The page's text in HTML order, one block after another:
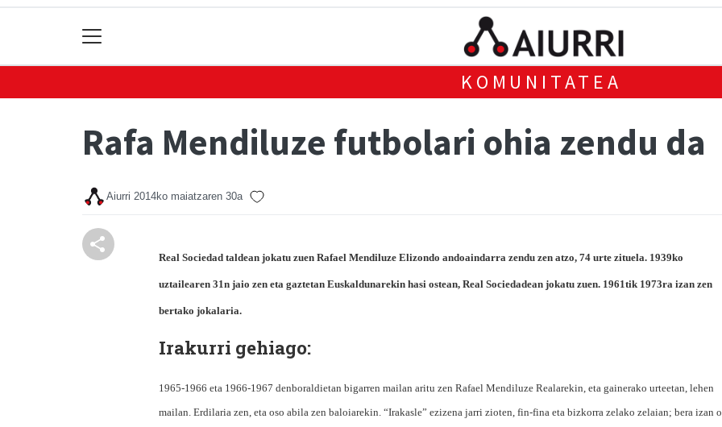
KOMUNITATEA
Rafa Mendiluze futbolari ohia zendu da
Aiurri 2014ko maiatzaren 30a
Real Sociedad taldean jokatu zuen Rafael Mendiluze Elizondo andoaindarra zendu zen atzo, 74 urte zituela. 1939ko
uztailearen 31n jaio zen eta gaztetan Euskaldunarekin hasi ostean, Real Sociedadean jokatu zuen. 1961tik 1973ra izan zen
bertako jokalaria.
Irakurri gehiago:
1965-1966 eta 1966-1967 denboraldietan bigarren mailan aritu zen Rafael Mendiluze Realarekin, eta gainerako urteetan, lehen
mailan. Erdilaria zen, eta oso abila zen baloiarekin. “Irakasle” ezizena jarri zioten, fin-fina eta bizkorra zelako zelaian; bera izan